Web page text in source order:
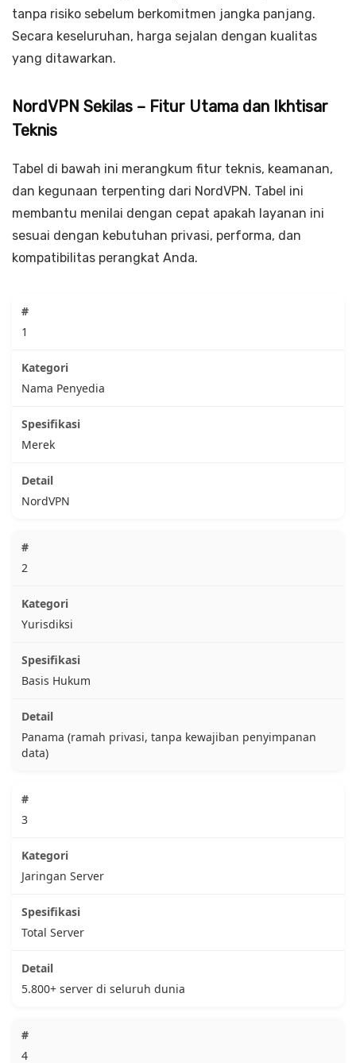
tanpa risiko sebelum berkomitmen jangka panjang.
Secara keseluruhan, harga sejalan dengan kualitas
yang ditawarkan.
NordVPN Sekilas – Fitur Utama dan Ikhtisar
Teknis
Tabel di bawah ini merangkum fitur teknis, keamanan,
dan kegunaan terpenting dari NordVPN. Tabel ini
membantu menilai dengan cepat apakah layanan ini
sesuai dengan kebutuhan privasi, performa, dan
kompatibilitas perangkat Anda.
1
Nama Penyedia
Merek
NordVPN
2
Yurisdiksi
Basis Hukum
Panama (ramah privasi, tanpa kewajiban penyimpanan
data)
3
Jaringan Server
Total Server
5.800+ server di seluruh dunia
4